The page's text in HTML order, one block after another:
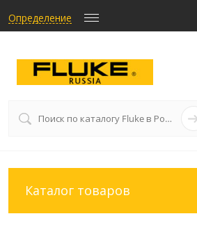
Определение
Каталог товаров